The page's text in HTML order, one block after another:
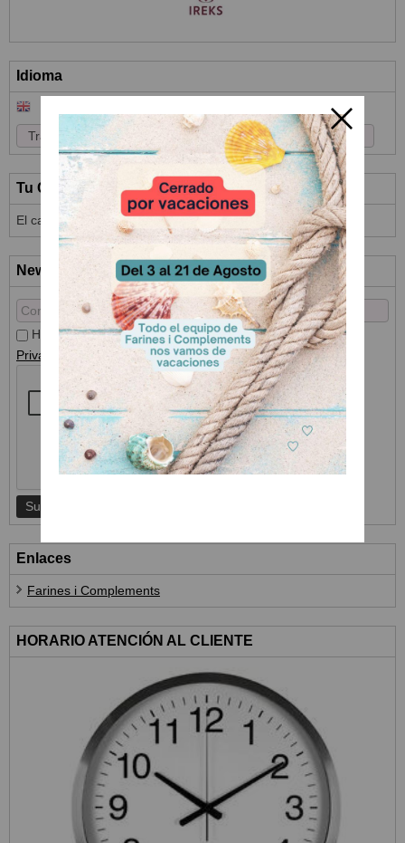
Idioma
Tu Carrito (0)
El carrito de la compra está vacío
Newsletter
He leído y acepto elTratamiento de datosy laPolítica de
Privacidad
Enlaces
Farines i Complements
HORARIO ATENCIÓN AL CLIENTE